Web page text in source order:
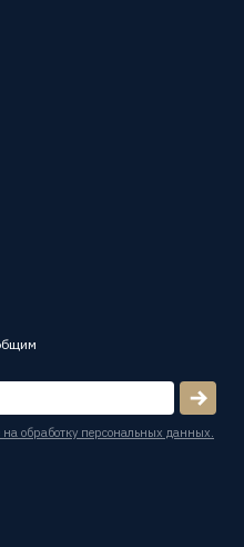
на обработку персональных данных.